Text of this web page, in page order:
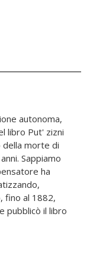
autonoma,
libro Put' zizni
della morte di
Sappiamo
ha
fino al 1882,
pubblicò il libro